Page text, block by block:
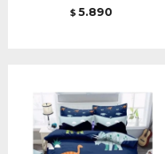
$ 5.890